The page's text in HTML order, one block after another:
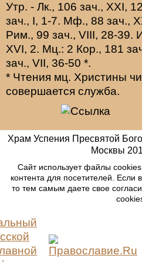
Утр. - Лк., 106 зач., XXI,
зач., I, 1-7. Мф., 88 зач.,
Рим., 99 зач., VIII, 28-39.
XVI, 2. Мц.: 2 Кор., 181
зач., VII, 36-50 *.
* Чтения мц. Христины
совершается служба.
Храм Успения Пресвятой
Москвы
Сайт использует файлы
контента для посетителей. Если
то тем самым даете свое